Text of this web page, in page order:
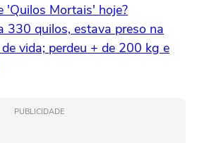
'Quilos Mortais' hoje?
330 quilos, estava preso na
vida; perdeu + de 200 kg e
PUBLICIDADE